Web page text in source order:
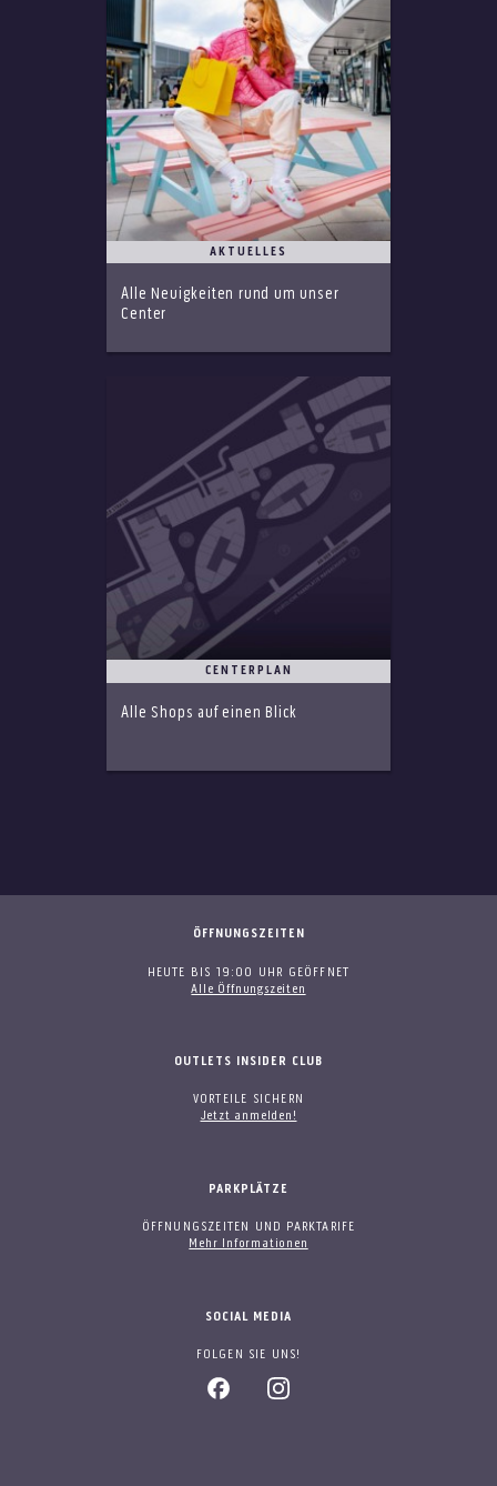
AKTUELLES
Alle Neuigkeiten rund um unser
Center
CENTERPLAN
Alle Shops auf einen Blick
ÖFFNUNGSZEITEN
HEUTE BIS 19:00 UHR GEÖFFNET
Alle Öffnungszeiten
OUTLETS INSIDER CLUB
VORTEILE SICHERN
Jetzt anmelden!
PARKPLÄTZE
ÖFFNUNGSZEITEN UND PARKTARIFE
Mehr Informationen
SOCIAL MEDIA
FOLGEN SIE UNS!